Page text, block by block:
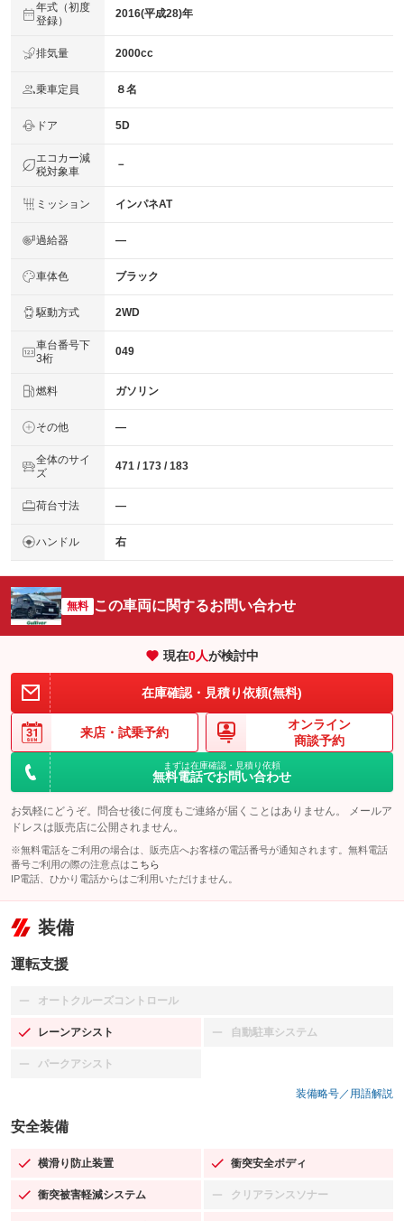
年式（初度
登録）
2016(平成28)年
排気量 2000cc
乗車定員 ８名
ドア 5D
エコカー減
税対象車
－
ミッション インパネAT
過給器 ―
車体色 ブラック
駆動方式 2WD
車台番号下
3桁
049
燃料 ガソリン
その他 ―
全体のサイ
ズ
471 / 173 / 183
荷台寸法 ―
ハンドル 右
無料 この車両に関するお問い合わせ
現在0人が検討中
在庫確認・見積り依頼(無料)
来店・ 試乗予約
オンライン
商談予約
まずは在庫確認・見積り依頼
無料電話でお問い合わせ
お気軽にどうぞ。問合せ後に何度もご連絡が届くことはありません。 メールア
ドレスは販売店に公開されません。
※無料電話をご利用の場合は、販売店へお客様の電話番号が通知されます。無料電話
番号ご利用の際の注意点は こちら
IP電話、ひかり電話からはご利用いただけません。
装備
運転支援
オートクルーズコントロール
：装備なし
レーンアシスト
：装備あり 自動駐車システム
：装備なし
パークアシスト
：装備なし
装備略号／用語解説
安全装備
横滑り防止装置
：装備あり 衝突安全ボディ
：装備あり
衝突被害軽減システム
：装備あり クリアランスソナー
：装備なし